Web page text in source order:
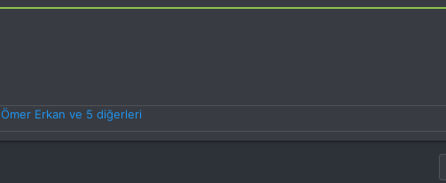
Ömer Erkan ve 5 diğerleri